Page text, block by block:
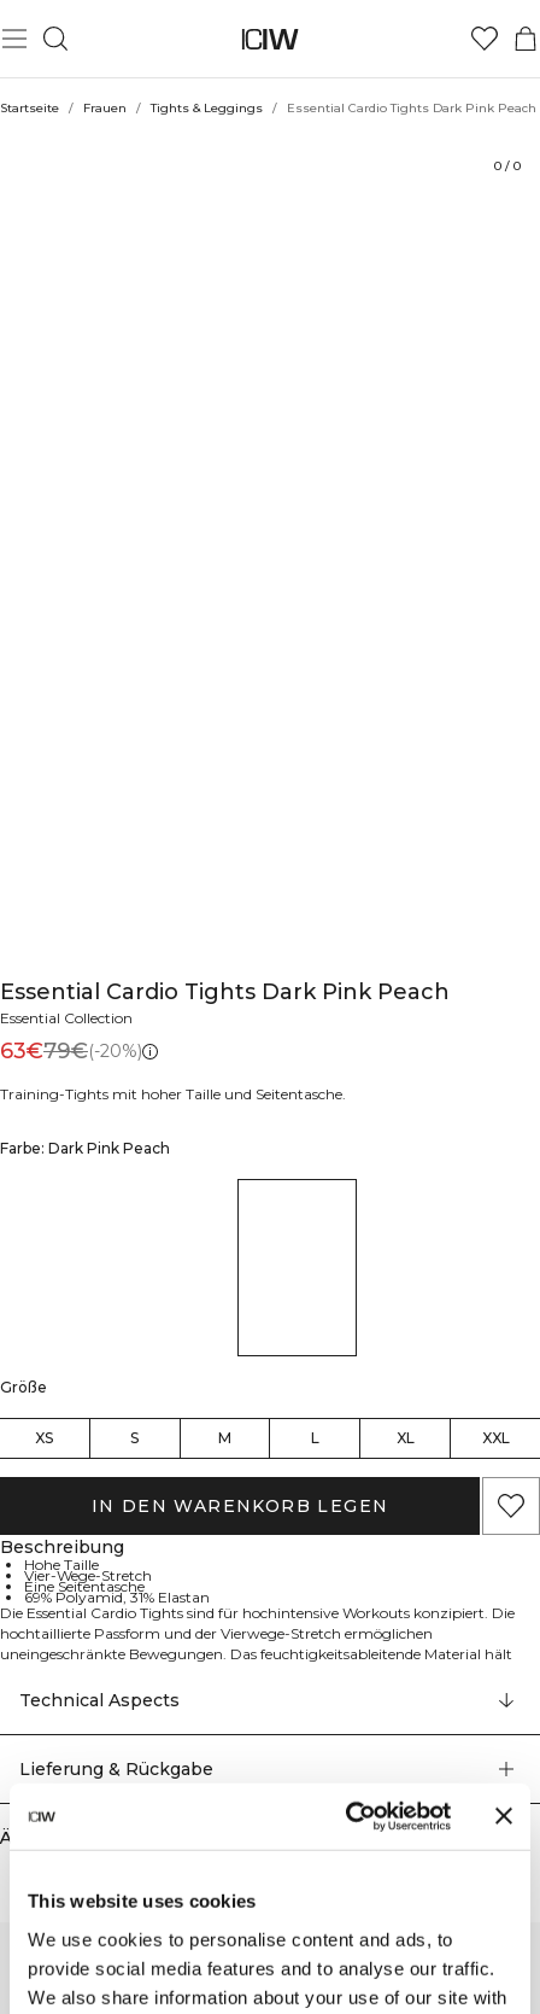
This website uses cookies
We use cookies to personalise content and ads, to
provide social media features and to analyse our traffic.
We also share information about your use of our site with
Startseite / Frauen / Tights & Leggings / Essential Cardio Tights Dark Pink Peach
0 / 0
Essential Cardio Tights Dark Pink Peach
Essential Collection
63€79€(-20%)
Training-Tights mit hoher Taille und Seitentasche.
Farbe: Dark Pink Peach
Größe
XS S M L XL XXL
IN DEN WARENKORB LEGEN
Beschreibung
Hohe Taille
Vier-Wege-Stretch
Eine Seitentasche
69% Polyamid, 31% Elastan
Die Essential Cardio Tights sind für hochintensive Workouts konzipiert. Die
hochtaillierte Passform und der Vierwege-Stretch ermöglichen
uneingeschränkte Bewegungen. Das feuchtigkeitsableitende Material hält
Nötigste. Ein zuverlässiger Favorit für Leistung und Komfort. 69% recyceltes
Polyamid, 31% Elasthan.
Technical Aspects
Lieferung & Rückgabe
Ähnliche Produkte